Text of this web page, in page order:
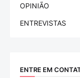
OPINIÃO
ENTREVISTAS
ENTRE EM